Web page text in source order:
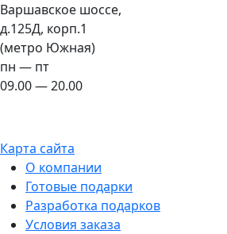
Варшавское шоссе,
д.125Д, корп.1
(метро Южная)
пн — пт
09.00 — 20.00
Карта сайта
О компании
Готовые подарки
Разработка подарков
Условия заказа